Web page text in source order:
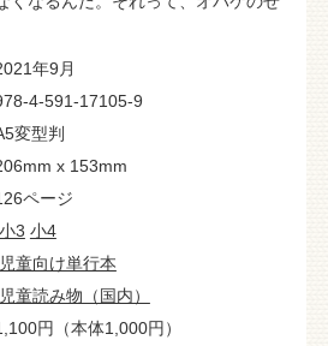
年9月
4-591-17105-9
変型判
x 153mm
ページ
小3 小4
児童向け単行本
児童読み物（国内）
円（本体1,000円）